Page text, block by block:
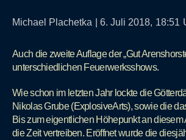
Michael Plachetka 6. Juli 2018, 18:51
Auch die zweite Auflage der „Gut
unterschiedlichen Feuerwerksshows.
Wie schon im letzten Jahr lockte die
Nikolas Grube (ExplosiveArts), sowie die
Bis zum eigentlichen Höhepunkt an
die Zeit vertreiben. Eröffnet wurde die